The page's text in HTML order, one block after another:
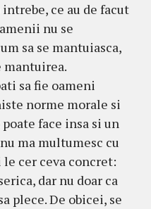
intrebe, ce au de facut
nu se
sa se mantuiasca,
mantuirea.
sa fie oameni
norme morale si
face insa si un
ma multumesc cu
cer ceva concret:
dar nu doar ca
plece. De obicei, se